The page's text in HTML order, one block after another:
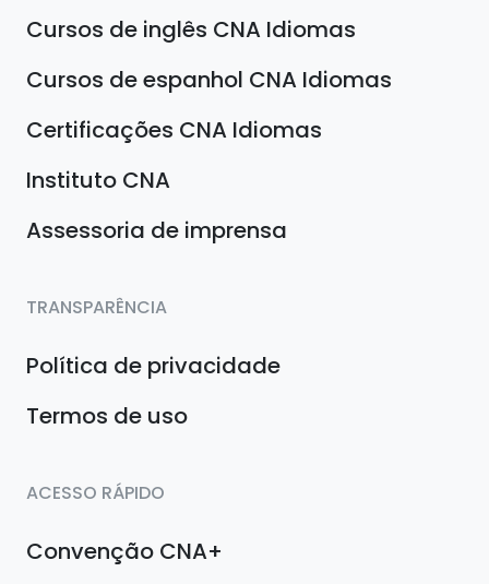
Cursos de inglês CNA Idiomas
Cursos de espanhol CNA Idiomas
Certificações CNA Idiomas
Instituto CNA
Assessoria de imprensa
TRANSPARÊNCIA
Política de privacidade
Termos de uso
ACESSO RÁPIDO
Convenção CNA+